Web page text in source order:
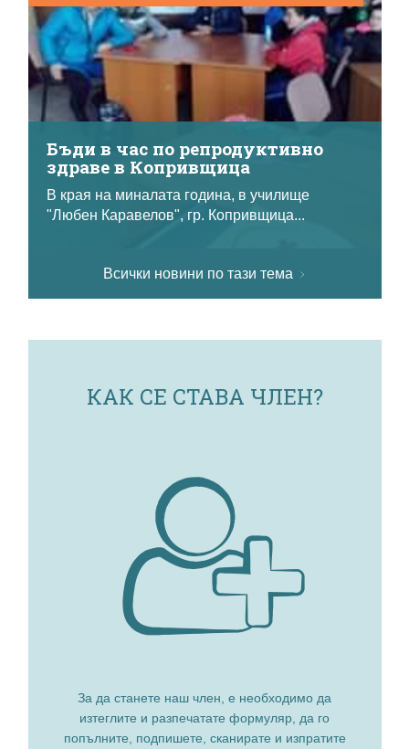
Бъди в час по репродуктивно
здраве в Копривщица
В края на миналата година, в училище
"Любен Каравелов", гр. Копривщица...
Всички новини по тази тема
КАК СЕ СТАВА ЧЛЕН?
За да станете наш член, е необходимо да
изтеглите и разпечатате формуляр, да го
попълните, подпишете, сканирате и изпратите